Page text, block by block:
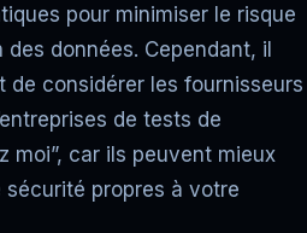
pour minimiser le risque
des données. Cependant, il
de considérer les fournisseurs
de tests de
moi”, car ils peuvent mieux
propres à votre